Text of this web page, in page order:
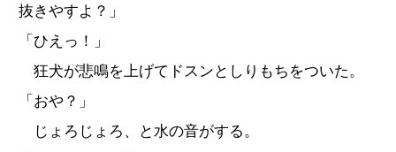
抜きやすよ？」
「ひえっ！」
狂犬が悲鳴を上げてドスンとしりもちをついた。
「おや？」
じょろじょろ、と水の音がする。